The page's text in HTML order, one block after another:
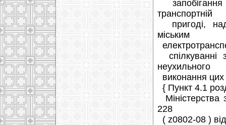
транспортній
пригоді,
міським
спілкуванні
неухильного
виконання
{ Пункт 4.1
Міністерства
228
( z0802-08 )